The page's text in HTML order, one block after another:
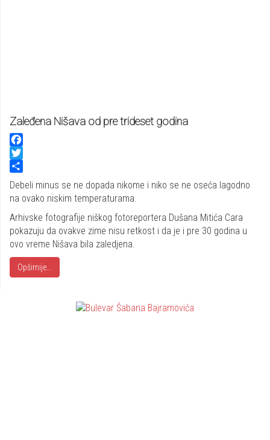
Zaleđena Nišava od pre trideset godina
Facebook
Twitter
Share
Debeli minus se ne dopada nikome i niko se ne oseća lagodno
na ovako niskim temperaturama.
Arhivske fotografije niškog fotoreportera Dušana Mitića Cara
pokazuju da ovakve zime nisu retkost i da je i pre 30 godina u
ovo vreme Nišava bila zaledjena.
Opširnije...